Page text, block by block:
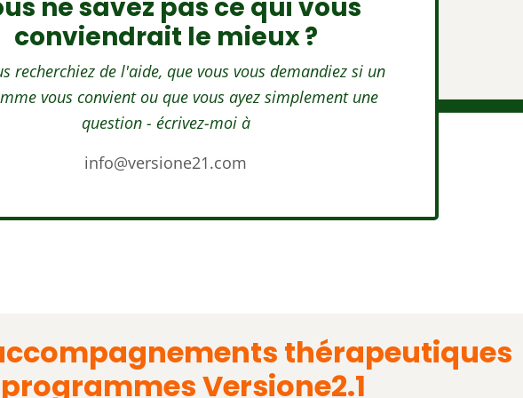
ne savez pas ce qui vous
conviendrait le mieux ?
recherchiez de l'aide, que vous vous demandiez si un
vous convient ou que vous ayez simplement une
question - écrivez-moi à
info@versione21.com
thérapeutiques
Versione2.1